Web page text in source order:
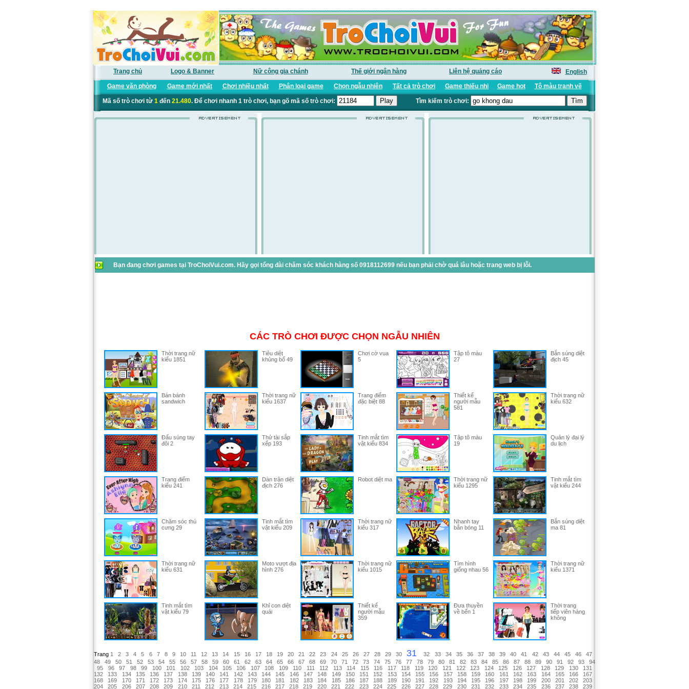
Trang chủ Logo & Banner Nữ công gia chánh Thế giới ngân hàng Liên hệ quảng cáo
English
Game văn phòng
Game mới nhất Chơi nhiều nhất Phân loại game Chọn ngẫu nhiên Tất cả trò chơi Game thiếu nhi Game hot Tô màu tranh vẽ
Mã số trò chơi từ 1đến 21.480. Để chơi nhanh 1 trò chơi, bạn gõ mã số trò chơi: Tìm kiếm trò chơi:
Bạn đang chơi games tại TroChoiVui.com. Hãy gọi tổng đài chăm sóc khách hàng số 0918112699 nếu bạn phải chờ quá lâu hoặc trang web bị lỗi.
CÁC TRÒ CHƠI ĐƯỢC CHỌN NGẪU NHIÊN
Thời trang nữ
kiểu 1851
Tiêu diệt
khủng bố 49
Chơi cờ vua
5
Tập tô màu
27
Bắn súng diệt
địch 45
Bán bánh
sandwich
Thời trang nữ
kiểu 1637
Trang điểm
đặc biệt 88
Thiết kế
người mẫu
581
Thời trang nữ
kiểu 632
Đấu súng tay
đôi 2
Thử tài sắp
xếp 193
Tinh mắt tìm
vật kiểu 834
Tập tô màu
19
Quản lý đại lý
du lịch
Trang điểm
kiểu 241
Dàn trận diệt
địch 276
Robot diệt ma
Thời trang nữ
kiểu 1295
Tinh mắt tìm
vật kiểu 244
Chăm sóc thú
cưng 29
Tinh mắt tìm
vật kiểu 209
Thời trang nữ
kiểu 317
Nhanh tay
bắn bóng 11
Bắn súng diệt
ma 81
Thời trang nữ
kiểu 631
Moto vượt địa
hình 276
Thời trang nữ
kiểu 1015
Tìm hình
giống nhau 56
Thời trang nữ
kiểu 1371
Tinh mắt tìm
vật kiểu 79
Khỉ con diệt
quái
Thiết kế
người mẫu
359
Đưa thuyền
về bến 1
Thời trang
tiếp viên hàng
không
Trang 1 2 3 4 5 6 7 8 9 10 11 12 13 14 15 16 17 18 19 20 21 22 23 24 25 26 27 28 29 30 31 32 33 34 35 36 37 38 39 40 41 42 43 44 45 46
47
48
49 50 51 52 53 54 55 56 57 58 59 60 61 62 63 64 65 66 67 68 69 70 71 72 73 74 75 76 77 78 79 80 81 82 83 84 85 86 87 88 89 90 91 92 93
94
95
96 97 98 99 100 101 102 103 104 105 106 107 108 109 110 111 112 113 114 115 116 117 118 119 120 121 122 123 124 125 126 127 128 129 130
131
132
133 134 135 136 137 138 139 140 141 142 143 144 145 146 147 148 149 150 151 152 153 154 155 156 157 158 159 160 161 162 163 164 165 166
167
168
169 170 171 172 173 174 175 176 177 178 179 180 181 182 183 184 185 186 187 188 189 190 191 192 193 194 195 196 197 198 199 200 201 202
203
204
205 206 207 208 209 210 211 212 213 214 215 216 217 218 219 220 221 222 223 224 225 226 227 228 229 230 231 232 233 234 235 236 237 238 239